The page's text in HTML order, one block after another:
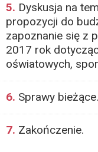
5. Dyskusja na
propozycji do
zapoznanie się z
2017 rok
oświatowych,
6. Sprawy bieżące.
7. Zakończenie.